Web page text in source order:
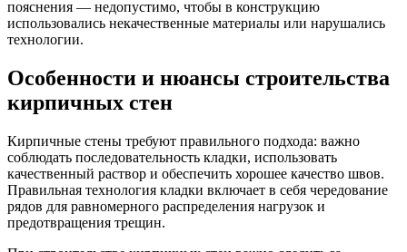
пояснения — недопустимо, чтобы в конструкцию
использовались некачественные материалы или нарушались
технологии.
Особенности и нюансы строительства
кирпичных стен
Кирпичные стены требуют правильного подхода: важно
соблюдать последовательность кладки, использовать
качественный раствор и обеспечить хорошее качество швов.
Правильная технология кладки включает в себя чередование
рядов для равномерного распределения нагрузок и
предотвращения трещин.